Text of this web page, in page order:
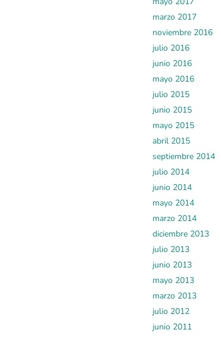
marzo 2017
noviembre 2016
julio 2016
junio 2016
mayo 2016
julio 2015
junio 2015
mayo 2015
abril 2015
septiembre 2014
julio 2014
junio 2014
mayo 2014
marzo 2014
diciembre 2013
julio 2013
junio 2013
mayo 2013
marzo 2013
julio 2012
junio 2011